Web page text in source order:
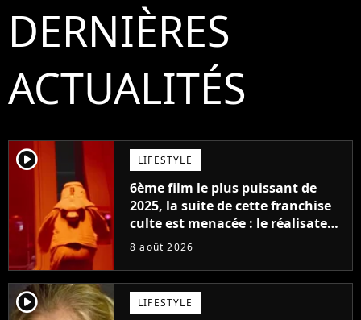
DERNIÈRES
ACTUALITÉS
player2 LIFESTYLE
6ème film le plus puissant de
2025, la suite de cette franchise
culte est menacée : le réalisateur
claque la porte pour "différends
8 août 2026
player2 LIFESTYLE